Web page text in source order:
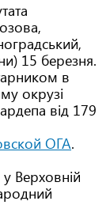
15 березня.
в
окрузі
від 179
ОГА.
Верховній